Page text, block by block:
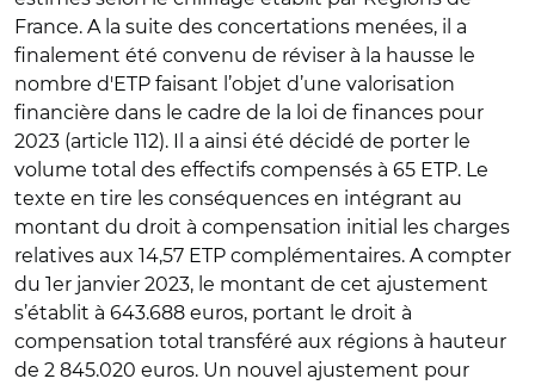
France. A la suite des concertations menées, il a
finalement été convenu de réviser à la hausse le
nombre d'ETP faisant l’objet d’une valorisation
financière dans le cadre de la loi de finances pour
2023 (article 112). Il a ainsi été décidé de porter le
volume total des effectifs compensés à 65 ETP. Le
texte en tire les conséquences en intégrant au
montant du droit à compensation initial les charges
relatives aux 14,57 ETP complémentaires. A compter
du 1er janvier 2023, le montant de cet ajustement
s’établit à 643.688 euros, portant le droit à
compensation total transféré aux régions à hauteur
de 2 845.020 euros. Un nouvel ajustement pour